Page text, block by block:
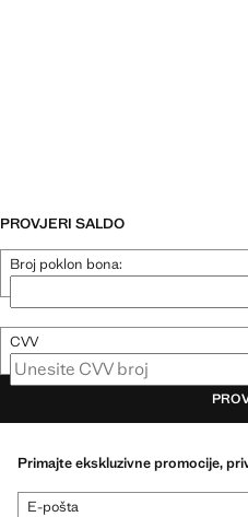
PROVJERI SALDO
Broj poklon bona:
CVV
Unesite CVV broj
Primajte ekskluzivne promocije,
E-pošta